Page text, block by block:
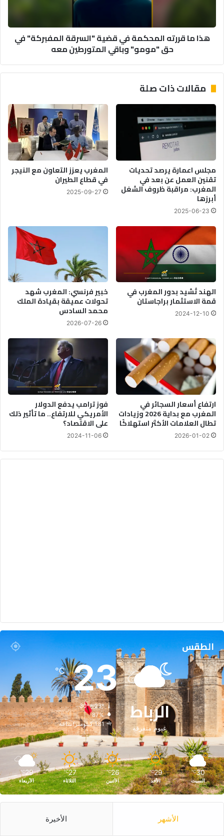
في
حقهذا ما قررته المحكمة في قضية "السرقة المفبركة" في
حق "مومو" وباقي المتورطين معه
مقالات ذات صلة
مجلس اعمارة يرصد تحديات
تقنين العمل عن بعد في
المغرب: مراقبة ظروف الشغل
أبرزها
2025-06-23
المغرب يعزز التعاون مع النيجر
في قطاع الطيران
2025-09-27
الهند تُشيد بدور المغرب في
قمة الاستثمار براجاستان
2024-12-10
خبير فرنسي: المغرب شهد
تحولات عميقة بقيادة الملك
محمد السادس
2026-07-26
ارتفاع أسعار السجائر في
المغرب مع بداية 2026 وزيادات
تطال العلامات الأكثر استهلاكًا
2026-01-02
فوز ترامب يدفع الدولار
الأمريكي للارتفاع.. ما تأثير ذلك
على الاقتصاد؟
2024-11-06
الطقس
الرباط
غيوم متفرقة
23
℃
30º - 23º
87%
1.81 كيلومتر/ساعة
30
℃
السبت
29
℃
الأحد
26
℃
الأثنين
27
℃
الثلاثاء
29
℃
الأربعاء
الأشهر الأخيرة